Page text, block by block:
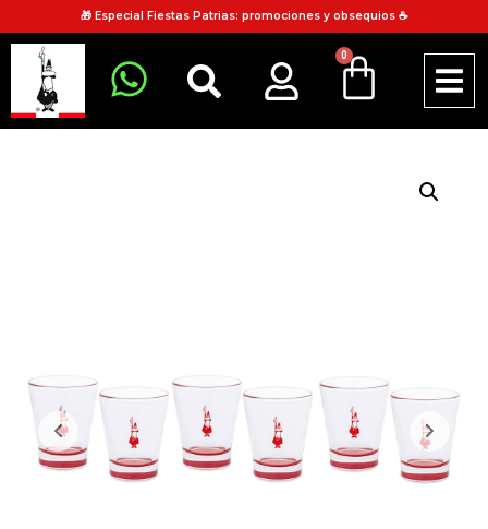
🎁 Especial Fiestas Patrias: promociones y obsequios ☕
0